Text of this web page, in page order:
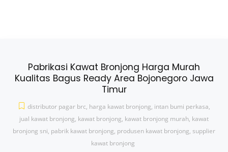
Pabrikasi Kawat Bronjong Harga Murah
Kualitas Bagus Ready Area Bojonegoro Jawa
Timur
distributor pagar brc, harga kawat bronjong, intan bumi perkasa,
jual kawat bronjong, kawat bronjong, kawat bronjong murah, kawat
bronjong sni, pabrik kawat bronjong, produsen kawat bronjong, supplier
kawat bronjong